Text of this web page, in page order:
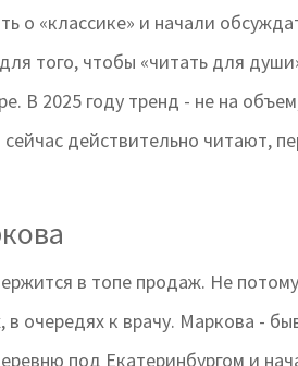
о «классике» и начали
того, чтобы «читать для
В 2025 году тренд - не на
действительно читают,
в топе продаж. Не
в очередях к врачу. Маркова -
под Екатеринбургом и